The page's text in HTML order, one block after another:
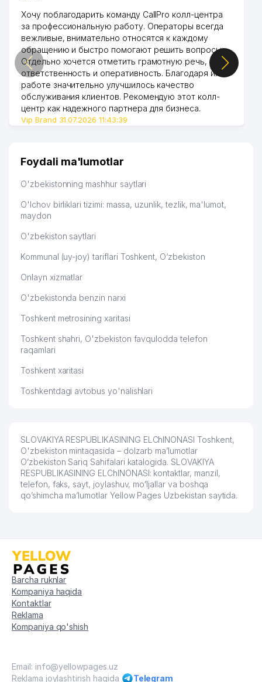
Хочу поблагодарить команду CallPro колл-центра
за профессиональную работу. Операторы всегда
вежливые, внимательно относятся к каждому
обращению и быстро помогают решить вопросы.
Отдельно хочется отметить грамотную речь,
ответственность и оперативность. Благодаря их
работе значительно улучшилось качество
обслуживания клиентов. Рекомендую этот колл-
центр как надежного партнера для бизнеса.
Vip Brand 31.07.2026 11:43:39
Foydali ma'lumotlar
O'zbekistonning mashhur saytlari
O'lchov birliklari tizimi: massa, uzunlik, tezlik, ma'lumot,
maydon
O'zbekiston saytlari
Kommunal (uy-joy) tariflari Toshkent, O‘zbekiston
Onlayn xizmatlar
O'zbekistonda benzin narxi
Toshkent metrosining xaritasi
Toshkent shahri, O'zbekiston favqulodda telefon
raqamlari
Toshkent xaritasi
Toshkentdagi avtobus yo'nalishlari
SLOVAKIYA RESPUBLIKASINING ELChINONASI Toshkent,
O'zbekiston mintaqasida – dolzarb ma’lumotlar
O’zbekiston Sariq Sahifalari katalogida. SLOVAKIYA
RESPUBLIKASINING ELChINONASI: kontaktlar, manzil,
telefon, faks, sayt, joylashuv, mo’ljallar va boshqa
qo’shimcha ma’lumotlar Yellow Pages Uzbekistan saytida.
Barcha ruknlar
Kompaniya haqida
Kontaktlar
Reklama
Kompaniya qo'shish
Email: info@yellowpages.uz
Reklama joylashtirish haqida
Telegram